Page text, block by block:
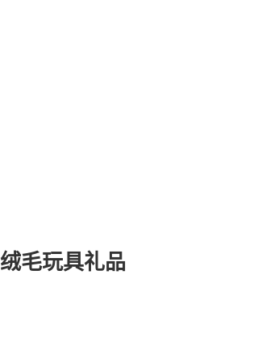
绒毛玩具礼品